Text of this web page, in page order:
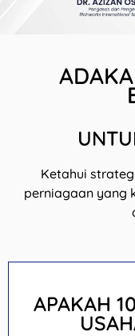
Ketahui
perniagaan yang
APAKAH